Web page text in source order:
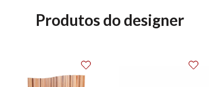
internacionais.
institucionais, de interiores e design de mobiliário,
Produtos do designer